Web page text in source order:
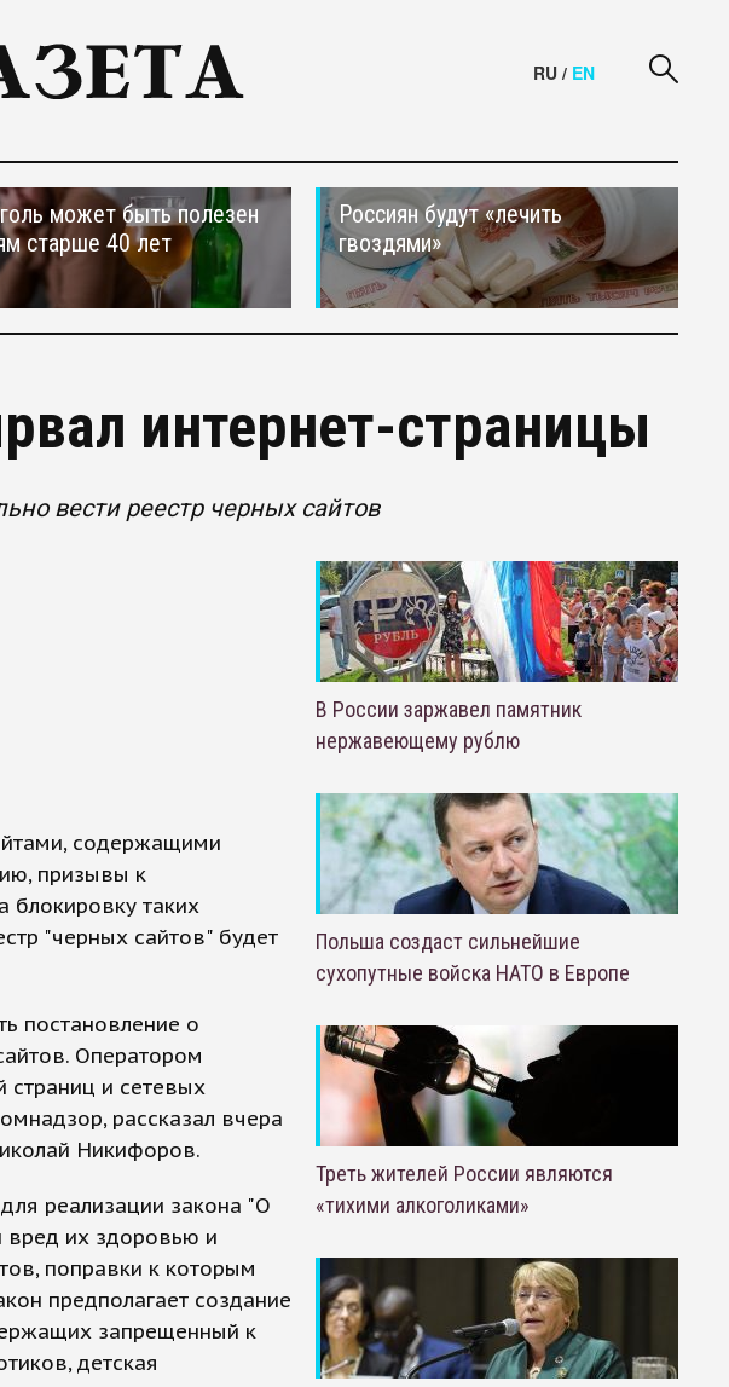
RU / EN
может быть полезен
старше 40 лет
Россиян будут «лечить
гвоздями»
интернет-страницы
вести реестр черных сайтов
содержащими
призывы к
блокировку таких
"черных сайтов" будет
постановление о
Оператором
страниц и сетевых
рассказал вчера
Никифоров.
реализации закона "О
их здоровью и
поправки к которым
предполагает создание
запрещенный к
детская
В России заржавел памятник
нержавеющему рублю
Польша создаст сильнейшие
сухопутные войска НАТО в Европе
Треть жителей России являются
«тихими алкоголиками»